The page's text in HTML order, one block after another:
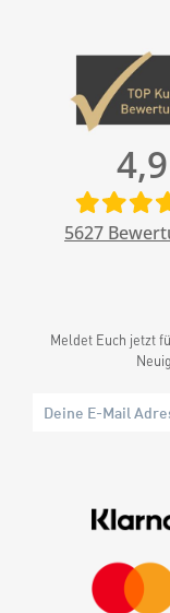
4,9
5627
Meldet Euch jetzt